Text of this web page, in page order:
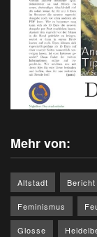
Mehr von:
Altstadt Bericht
Feminismus
Glosse